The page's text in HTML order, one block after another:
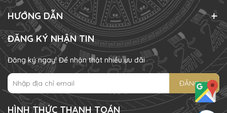
HƯỚNG DẪN
ĐĂNG KÝ NHẬN TIN
Đăng ký ngay! Để nhận thật nhiều ưu đãi
ĐĂNG KÝ
HÌNH THỨC THANH TOÁN